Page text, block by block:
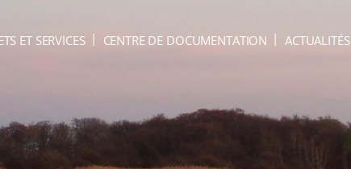
ET SERVICES CENTRE DE DOCUMENTATION ACTUALITÉS